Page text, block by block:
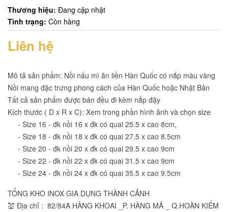
Thương hiệu: Đang cập nhật
Tình trạng: Còn hàng
Liên hệ
Mô tả sản phẩm: Nồi nấu mì ăn liền Hàn Quốc có nắp màu vàng
Nồi mang đặc trưng phong cách của Hàn Quốc hoặc Nhật Bản
Tất cả sản phẩm được bán đều đi kèm nắp đậy
Kích thước ( D x R x C): Xem trong phần hình ảnh và chọn size
- Size 16 - đk nồi 16 x đk có quai 25.5 x cao 8cm,
- Size 18 - đk nồi 18 x đk có quai 27.5 x cao 8.5cm
- Size 20 - đk nồi 20 x đk có quai 29.5 x cao 9cm
- Size 22 - đk nồi 22 x đk có quai 31.5 x cao 9cm
- Size 24 - đk nồi 24 x đk có quai 35.5 x cao 9.5cm
TỔNG KHO INOX GIA DỤNG THÀNH CẢNH
💒 Địa chỉ : 82/84A HÀNG KHOAI _P. HÀNG MÃ _ Q.HOÀN KIẾM